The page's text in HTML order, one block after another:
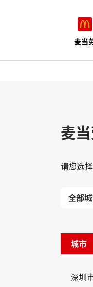
麦当
麦
请您选
城市
深圳